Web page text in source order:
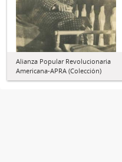
Alianza Popular Revolucionaria
Americana-APRA (Colección)